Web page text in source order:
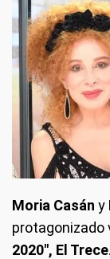
Moria Casán y
protagonizado
2020", El Trece